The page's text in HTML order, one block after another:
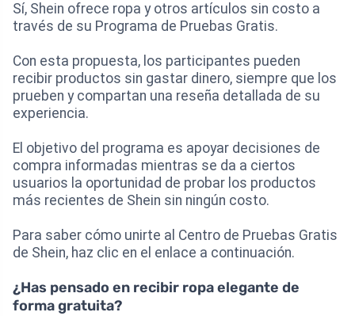
Sí, Shein ofrece ropa y otros artículos sin costo a
través de su Programa de Pruebas Gratis.
Con esta propuesta, los participantes pueden
recibir productos sin gastar dinero, siempre que los
prueben y compartan una reseña detallada de su
experiencia.
El objetivo del programa es apoyar decisiones de
compra informadas mientras se da a ciertos
usuarios la oportunidad de probar los productos
más recientes de Shein sin ningún costo.
Para saber cómo unirte al Centro de Pruebas Gratis
de Shein, haz clic en el enlace a continuación.
¿Has pensado en recibir ropa elegante de
forma gratuita?